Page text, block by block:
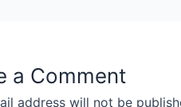
a Comment
address will not be